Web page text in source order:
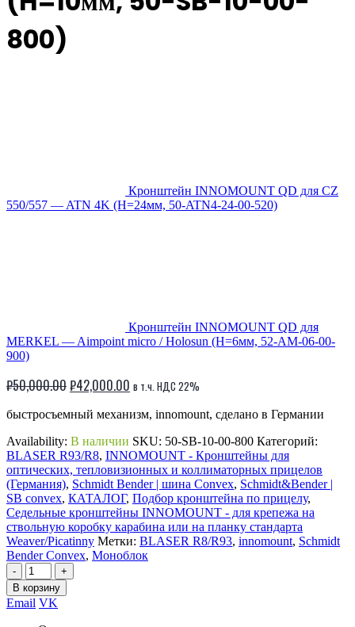
800)
Кронштейн INNOMOUNT QD для CZ
550/557 — ATN 4K (H=24мм, 50-ATN4-24-00-520)
Кронштейн INNOMOUNT QD для
MERKEL — Aimpoint micro / Holosun (H=6мм, 52-AM-06-00-
900)
₽50,000.00Первоначальная
составляла
₽50,000.00.
₽42,000.00 Текущая
₽42,000.00.
в т.ч. НДС 22%
быстросъемный механизм, innomount, сделано в Германии
Availability: В наличии SKU: 50-SB-10-00-800 Категорий:
BLASER R93/R8, INNOMOUNT - Кронштейны для
оптических, тепловизионных и коллиматорных прицелов
(Германия), Schmidt Bender | шина Convex, Schmidt&Bender |
SB сonvex, КАТАЛОГ, Подбор кронштейна по прицелу,
Седельные кронштейны INNOMOUNT - для крепежа на
ствольную коробку карабина или на планку стандарта
Weaver/Picatinny Метки: BLASER R8/R93, innomount, Schmidt
Bender Convex, Моноблок
-
+
В корзину
Email VK